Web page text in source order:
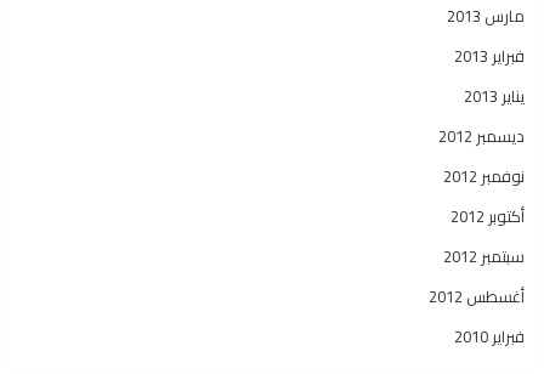
مارس 2013
فبراير 2013
يناير 2013
ديسمبر 2012
نوفمبر 2012
أكتوبر 2012
سبتمبر 2012
أغسطس 2012
فبراير 2010